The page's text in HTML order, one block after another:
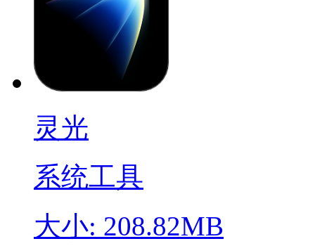
灵光
系统工具
大小: 208.82MB